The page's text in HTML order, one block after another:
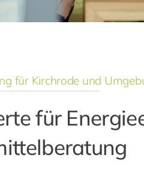
für Kirchrode und
für